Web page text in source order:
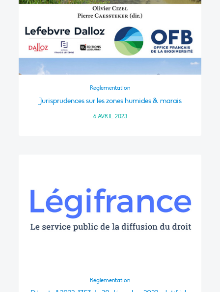
Réglementation
Jurisprudences sur les zones humides & marais
6 AVRIL 2023
Réglementation